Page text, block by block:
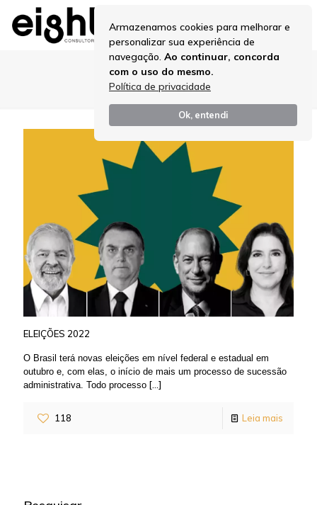
Armazenamos cookies para melhorar e
personalizar sua experiência de
navegação. Ao continuar, concorda
com o uso do mesmo.
Política de privacidade
Ok, entendi
ELEIÇÕES 2022
ELEIÇÕES 2022
O Brasil terá novas eleições em nível federal e estadual em
outubro e, com elas, o início de mais um processo de sucessão
administrativa. Todo processo […]
118 Leia mais